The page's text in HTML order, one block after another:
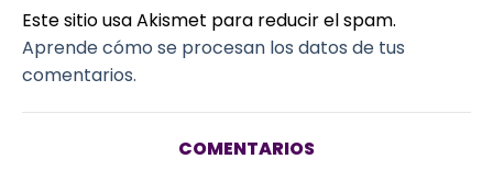
Este sitio usa Akismet para reducir el spam.
Aprende cómo se procesan los datos de tus
comentarios.
COMENTARIOS